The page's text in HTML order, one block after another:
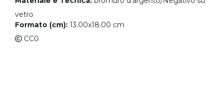
vetro
Formato (cm): 13.00x18.00 cm
CC0